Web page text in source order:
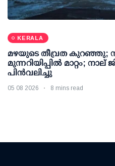
KERALA
മഴയുടെ തീവ്രത കുറഞ്ഞു;
മുന്നറിയിപ്പിൽ മാറ്റം;
പിൻവലിച്ചു
05 08 2026 8 mins read